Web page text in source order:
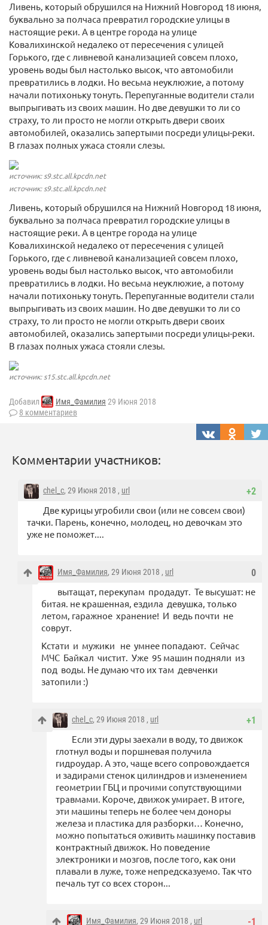
Ливень, который обрушился на Нижний Новгород 18 июня,
буквально за полчаса превратил городские улицы в
настоящие реки. А в центре города на улице
Ковалихинской недалеко от пересечения с улицей
Горького, где с ливневой канализацией совсем плохо,
уровень воды был настолько высок, что автомобили
превратились в лодки. Но весьма неуклюжие, а потому
начали потихоньку тонуть. Перепуганные водители стали
выпрыгивать из своих машин. Но две девушки то ли со
страху, то ли просто не могли открыть двери своих
автомобилей, оказались запертыми посреди улицы-реки.
В глазах полных ужаса стояли слезы.
источник: s9.stc.all.kpcdn.net
источник: s9.stc.all.kpcdn.net
Ливень, который обрушился на Нижний Новгород 18 июня,
буквально за полчаса превратил городские улицы в
настоящие реки. А в центре города на улице
Ковалихинской недалеко от пересечения с улицей
Горького, где с ливневой канализацией совсем плохо,
уровень воды был настолько высок, что автомобили
превратились в лодки. Но весьма неуклюжие, а потому
начали потихоньку тонуть. Перепуганные водители стали
выпрыгивать из своих машин. Но две девушки то ли со
страху, то ли просто не могли открыть двери своих
автомобилей, оказались запертыми посреди улицы-реки.
В глазах полных ужаса стояли слезы.
источник: s15.stc.all.kpcdn.net
Добавил Имя_Фамилия 29 Июня 2018
8 комментариев
Комментарии участников:
+2
chel_c, 29 Июня 2018 , url
Две курицы угробили свои (или не совсем свои)
тачки. Парень, конечно, молодец, но девочкам это
уже не поможет....
0
Имя_Фамилия, 29 Июня 2018 , url
вытащат, перекупам продадут. Те высушат: не
битая. не крашенная, ездила девушка, только
летом, гаражное хранение! И ведь почти не
соврут.
Кстати и мужики не умнее попадают. Сейчас
МЧС Байкал чистит. Уже 95 машин подняли из
под воды. Не думаю что их там девченки
затопили :)
+1
chel_c, 29 Июня 2018 , url
Если эти дуры заехали в воду, то движок
глотнул воды и поршневая получила
гидроудар. А это, чаще всего сопровождается
и задирами стенок цилиндров и изменением
геометрии ГБЦ и прочими сопутствующими
травмами. Короче, движок умирает. В итоге,
эти машины теперь не более чем доноры
железа и пластика для разборки… Конечно,
можно попытаться оживить машинку поставив
контрактный движок. Но поведение
электроники и мозгов, после того, как они
плавали в луже, тоже непредсказуемо. Так что
печаль тут со всех сторон...
-1
Имя_Фамилия, 29 Июня 2018 , url